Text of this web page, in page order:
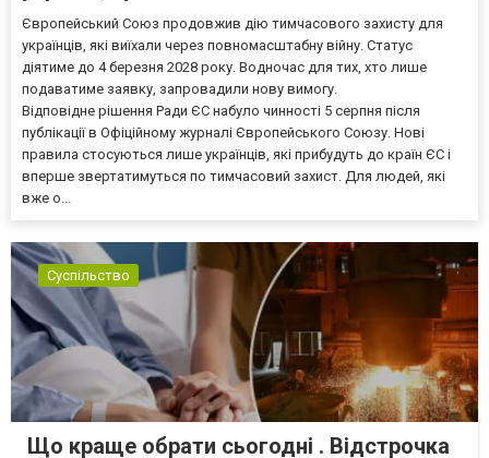
Європейський Союз продовжив дію тимчасового захисту для
українців, які виїхали через повномасштабну війну. Статус
діятиме до 4 березня 2028 року. Водночас для тих, хто лише
подаватиме заявку, запровадили нову вимогу.
Відповідне рішення Ради ЄС набуло чинності 5 серпня після
публікації в Офіційному журналі Європейського Союзу. Нові
правила стосуються лише українців, які прибудуть до країн ЄС і
вперше звертатимуться по тимчасовий захист. Для людей, які
вже о...
Суспільство
Що краще обрати сьогодні . Відстрочка